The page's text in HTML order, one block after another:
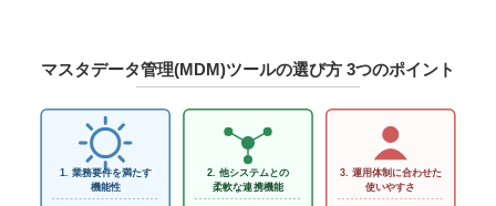
マスタデータ管理(MDM)ツールの選び方 3つのポイント
1. 業務要件を満たす
機能性
2. 他システムとの
柔軟な連携機能
3. 運用体制に合わせた
使いやすさ